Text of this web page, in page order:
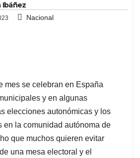
Ibáñez
Nacional
mes se celebran en España
y en algunas
elecciones autonómicas y los
en la comunidad autónoma de
que muchos quieren evitar
una mesa electoral y el